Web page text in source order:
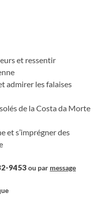
une Galice à la
en rencontres et en
et ressentir
admirer les falaises
de la Costa da Morte
et s’imprégner des
9453ou par message